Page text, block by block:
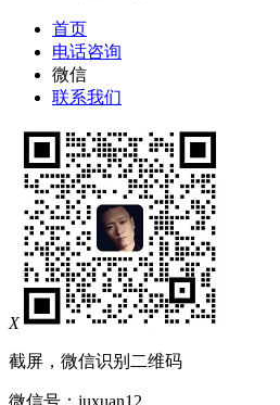
首页
电话咨询
微信
联系我们
X
截屏，微信识别二维码
微信号： juxuan12